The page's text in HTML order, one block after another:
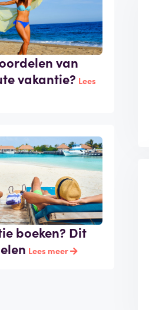
van
vakantie? Lees
boeken? Dit
Lees meer